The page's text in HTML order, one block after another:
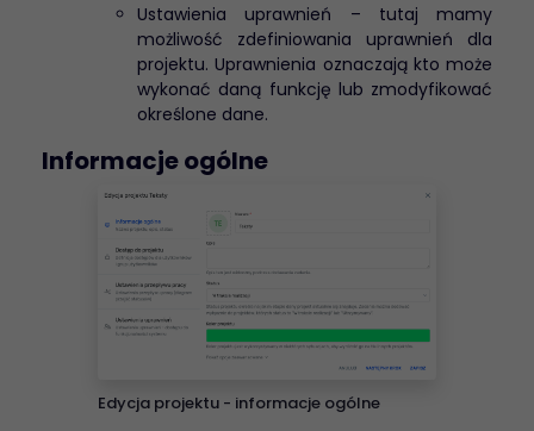
Ustawienia uprawnień – tutaj mamy
możliwość zdefiniowania uprawnień dla
projektu. Uprawnienia oznaczają kto może
wykonać daną funkcję lub zmodyfikować
określone dane.
Informacje ogólne
Edycja projektu - informacje ogólne